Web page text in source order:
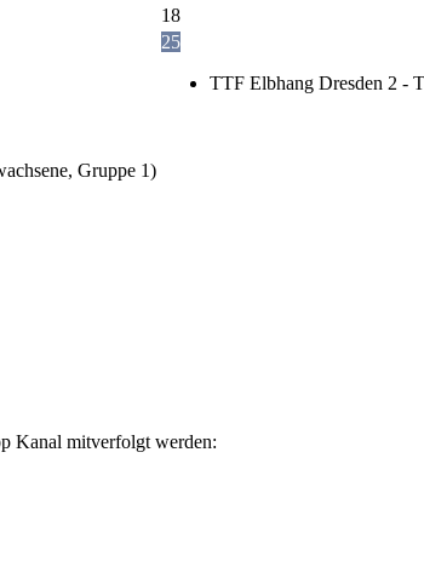
18
25
TTF Elbhang Dresden 2 -
Gruppe 1)
Kanal mitverfolgt werden: